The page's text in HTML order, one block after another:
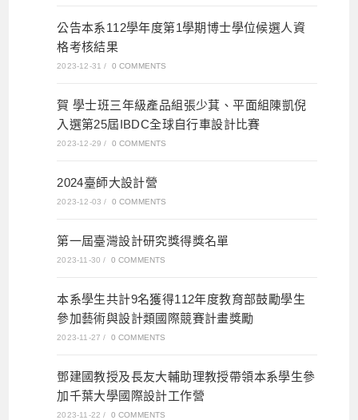
公告本系112學年度第1學期博士學位候選人資
格考核結果
2023-12-31 / 0 COMMENTS
賀 學士班三年級產品組張少萁、平面組陳凱倪
入選第25屆IBDC全球自行車設計比賽
2023-12-29 / 0 COMMENTS
2024臺師大設計營
2023-12-03 / 0 COMMENTS
第一屆臺灣設計研究獎得獎名單
2023-11-30 / 0 COMMENTS
本系學生共計9名獲得112年度教育部鼓勵學生
參加藝術與設計類國際競賽計畫獎勵
2023-11-27 / 0 COMMENTS
鄧建國教授及長友大輔助理教授帶領本系學生參
加千葉大學國際設計工作營
2023-11-22 / 0 COMMENTS